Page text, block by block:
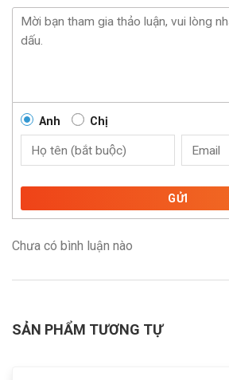
Anh Chị
GỬI
Chưa có bình luận nào
SẢN PHẨM TƯƠNG TỰ